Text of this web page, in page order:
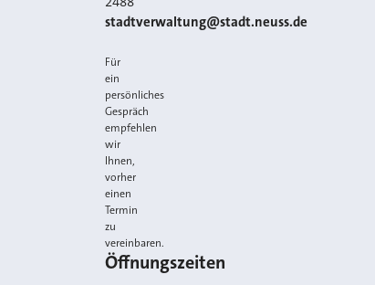
E-MAIL
stadtverwaltung@stadt.neuss.de
Für
ein
persönliches
Gespräch
empfehlen
wir
Ihnen,
vorher
einen
Termin
zu
vereinbaren.
Öffnungszeiten